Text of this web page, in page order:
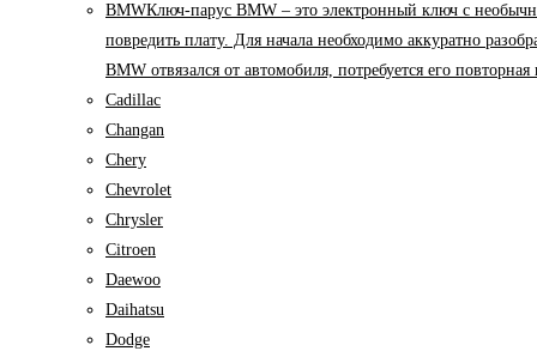
BMWКлюч-парус BMW – это электронный ключ с
повредить плату. Для начала необходимо аккуратно
BMW отвязался от автомобиля, потребуется его
Cadillac
Changan
Chery
Chevrolet
Chrysler
Citroen
Daewoo
Daihatsu
Dodge